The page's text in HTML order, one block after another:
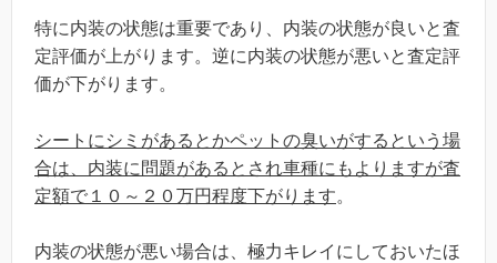
特に内装の状態は重要であり、内装の状態が良いと査
定評価が上がります。逆に内装の状態が悪いと査定評
価が下がります。
シートにシミがあるとかペットの臭いがするという場
合は、内装に問題があるとされ車種にもよりますが査
定額で１０～２０万円程度下がります。
内装の状態が悪い場合は、極力キレイにしておいたほ